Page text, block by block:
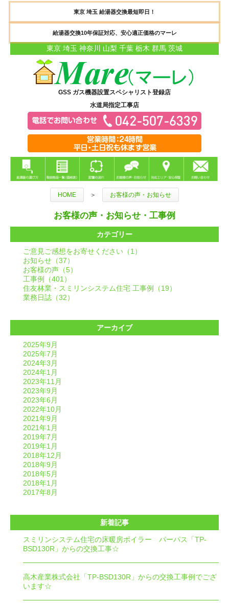
東京 埼玉 給湯器交換最短即日！
給湯器交換10年保証対応、安心適正価格のマーレ
東京 埼玉 神奈川 山梨 千葉 栃木 群馬 茨城
GSS ガス機器設置スペシャリスト登録店
水道局指定工事店
HOME ＞ お客様の声・お知らせ
お客様の声・お知らせ・工事例
カテゴリー
ご意見ご感想をお寄せください（1）
お知らせ（37）
お客様の声（5）
工事例（401）
住友林業・スミリンシステム住宅 工事例（19）
業務日誌（32）
アーカイブ
2025年9月
2025年7月
2024年3月
2024年1月
2023年11月
2023年9月
2023年6月
2022年10月
2021年9月
2021年1月
2019年7月
2019年1月
2018年12月
2018年9月
2018年5月
2018年1月
2017年8月
新着記事
スミリンシステム住宅の床暖房ボイラー パーパス「TP-
BSD130R」からの交換工事☆
高木産業株式会社「TP-BSD130R」からの交換工事例でござ
います☆